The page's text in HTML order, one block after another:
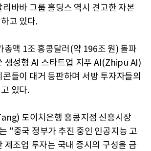
바바 그룹 홀딩스 역시 견고한 자본
고 있다.
총액 1조 홍콩달러(약 196조 원) 돌파
생성형 AI 스타트업 지푸 AI(Zhipu AI)
들이 대거 등판하며 서방 투자자들의
있다.
도이치은행 홍콩지점 신흥시장
"중국 정부가 추진 중인 인공지능 고
제조업 투자는 국내 증시의 구성을 금